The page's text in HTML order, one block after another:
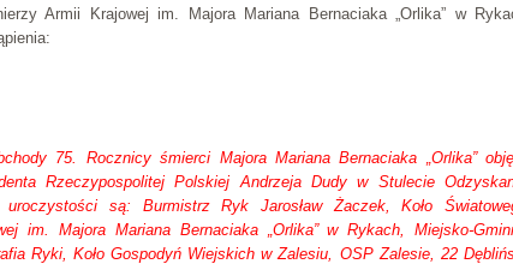
Armii Krajowej im. Majora Mariana Bernaciaka „Orlika” w
75. Rocznicy śmierci Majora Mariana Bernaciaka „Orlika”
Rzeczypospolitej Polskiej Andrzeja Dudy w Stulecie
uroczystości są: Burmistrz Ryk Jarosław Żaczek, Koło
im. Majora Mariana Bernaciaka „Orlika” w Rykach, Miejsko-
Ryki, Koło Gospodyń Wiejskich w Zalesiu, OSP Zalesie, 22